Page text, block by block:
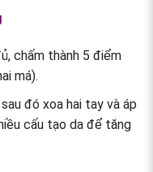
chấm thành 5 điểm
má).
đó xoa hai tay và áp
cấu tạo da để tăng